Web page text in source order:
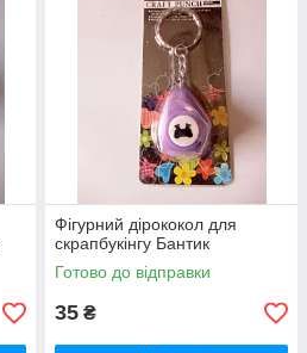
Фігурний дірококол для
скрапбукінгу Бантик
Готово до відправки
35 ₴